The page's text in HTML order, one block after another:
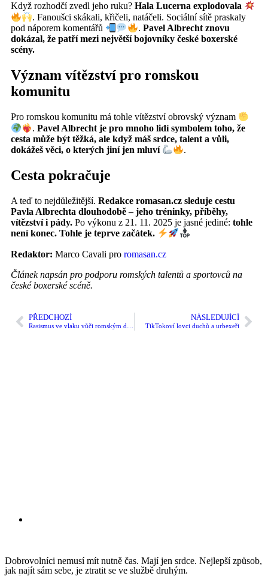
Když rozhodčí zvedl jeho ruku? Hala Lucerna explodovala
. Fanoušci skákali, křičeli, natáčeli. Sociální sítě praskaly
pod náporem komentářů
. Pavel Albrecht znovu
dokázal, že patří mezi největší bojovníky české boxerské
scény.
Význam vítězství pro romskou
komunitu
Pro romskou komunitu má tohle vítězství obrovský význam
.Pavel Albrecht je pro mnoho lidí symbolem toho, že
cesta může být těžká, ale když máš srdce, talent a vůli,
dokážeš věci, o kterých jiní jen mluví
.
Cesta pokračuje
A teď to nejdůležitější. Redakce romasan.cz sleduje cestu
Pavla Albrechta dlouhodobě – jeho tréninky, příběhy,
vítězství i pády. Po výkonu z 21. 11. 2025 je jasné jediné: tohle
není konec. Tohle je teprve začátek.
Redaktor: Marco Cavali pro romasan.cz
Článek napsán pro podporu romských talentů a sportovců na
české boxerské scéně.
PŘEDCHOZÍ NÁSLEDUJÍCÍ
TikTokoví lovci duchů a urbexeři
Dobrovolníci nemusí mít nutně čas. Mají jen srdce. Nejlepší způsob,
jak najít sám sebe, je ztratit se ve službě druhým.